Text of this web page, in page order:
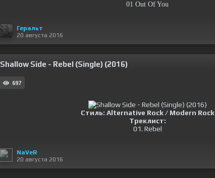
01 Out Of You
Геральт
20 августа 2016
Shallow Side - Rebel (Single) (2016)
697
Стиль: Alternative Rock / Modern Rock
Треклист:
01. Rebel
NaVeR
20 августа 2016